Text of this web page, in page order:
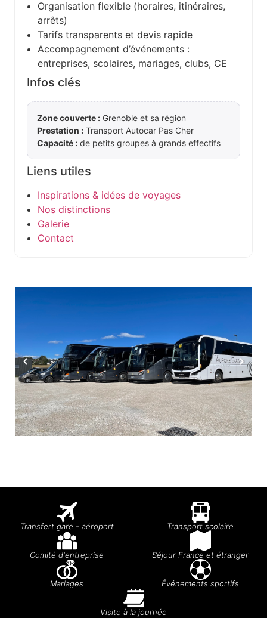
Organisation flexible (horaires, itinéraires,
arrêts)
Tarifs transparents et devis rapide
Accompagnement d’événements :
entreprises, scolaires, mariages, clubs, CE
Infos clés
Zone couverte : Grenoble et sa région
Prestation : Transport Autocar Pas Cher
Capacité : de petits groupes à grands effectifs
Liens utiles
Inspirations & idées de voyages
Nos distinctions
Galerie
Contact
Transfert gare - aéroport Transport scolaire
Comité d'entreprise Séjour France et étranger
Mariages Événements sportifs
Visite à la journée